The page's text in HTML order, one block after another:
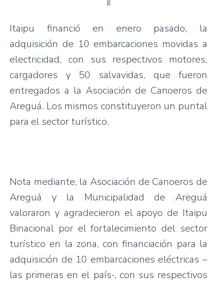
Itaipu financió en enero pasado, la
adquisición de 10 embarcaciones movidas a
electricidad, con sus respectivos motores,
cargadores y 50 salvavidas, que fueron
entregados a la Asociación de Canoeros de
Areguá. Los mismos constituyeron un puntal
para el sector turístico.
Nota mediante, la Asociación de Canoeros de
Areguá y la Municipalidad de Areguá
valoraron y agradecieron el apoyo de Itaipu
Binacional por el fortalecimiento del sector
turístico en la zona, con financiación para la
adquisición de 10 embarcaciones eléctricas –
las primeras en el país-, con sus respectivos